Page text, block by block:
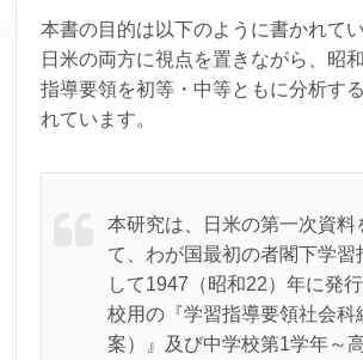
本書の目的は以下のように書かれてい
日米の両方に視点を置きながら、昭
指導要領を初等・中等ともに分析す
れています。
本研究は、日米の第一次資料
て、わが国最初の者閣下学習
して1947（昭和22）年に発
校用の『学習指導要領社会
案）』及び中学校第1学年～